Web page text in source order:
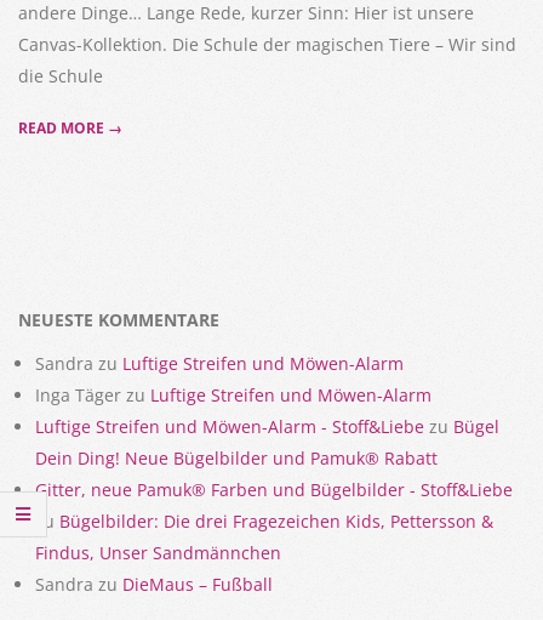
andere Dinge… Lange Rede, kurzer Sinn: Hier ist unsere
Canvas-Kollektion. Die Schule der magischen Tiere – Wir sind
die Schule
READ MORE →
NEUESTE KOMMENTARE
Sandra zu Luftige Streifen und Möwen-Alarm
Inga Täger zu Luftige Streifen und Möwen-Alarm
Luftige Streifen und Möwen-Alarm - Stoff&Liebe zu Bügel
Dein Ding! Neue Bügelbilder und Pamuk® Rabatt
Gitter, neue Pamuk® Farben und Bügelbilder - Stoff&Liebe
zu Bügelbilder: Die drei Fragezeichen Kids, Pettersson &
Findus, Unser Sandmännchen
Sandra zu DieMaus – Fußball